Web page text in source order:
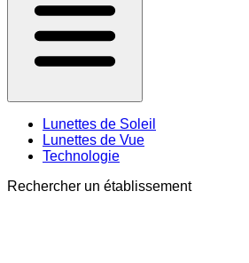
Lunettes de Soleil
Lunettes de Vue
Technologie
Rechercher un établissement